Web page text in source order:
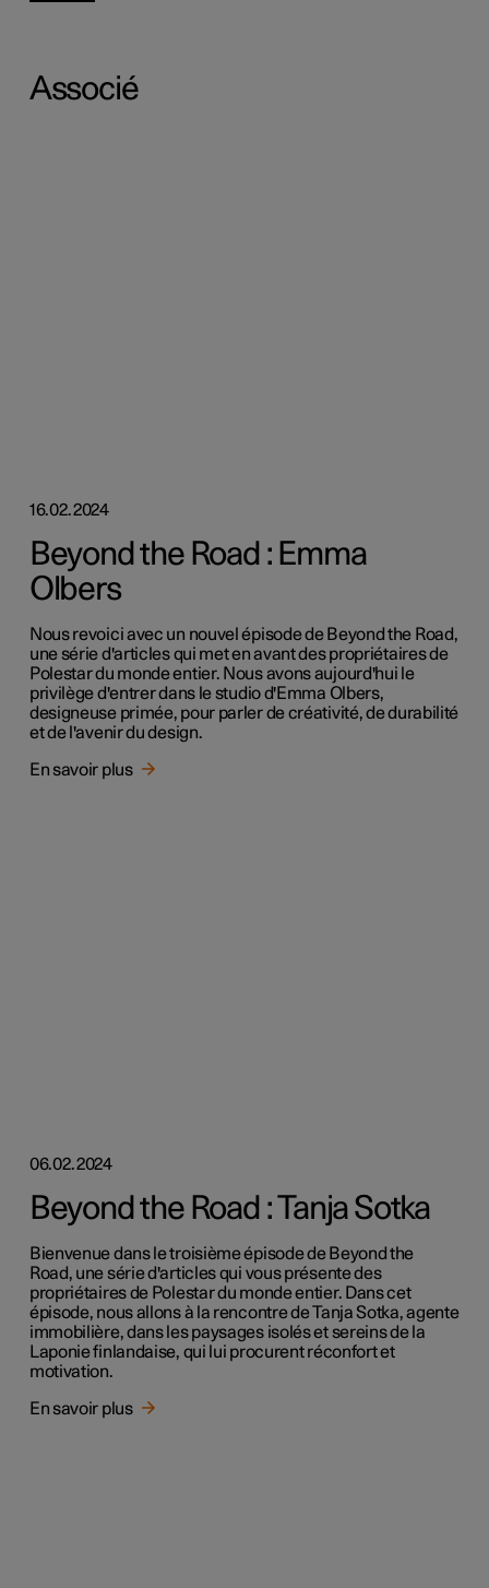
Associé
16.02.2024
Beyond the Road : Emma
Olbers
Nous revoici avec un nouvel épisode de Beyond the Road,
une série d'articles qui met en avant des propriétaires de
Polestar du monde entier. Nous avons aujourd'hui le
privilège d'entrer dans le studio d'Emma Olbers,
designeuse primée, pour parler de créativité, de durabilité
et de l'avenir du design.
En savoir plus
06.02.2024
Beyond the Road : Tanja Sotka
Bienvenue dans le troisième épisode de Beyond the
Road, une série d'articles qui vous présente des
propriétaires de Polestar du monde entier. Dans cet
épisode, nous allons à la rencontre de Tanja Sotka, agente
immobilière, dans les paysages isolés et sereins de la
Laponie finlandaise, qui lui procurent réconfort et
motivation.
En savoir plus